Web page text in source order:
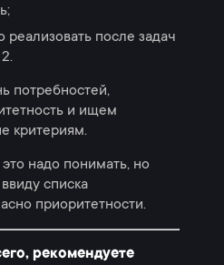
после задач
потребностей,
и ищем
критериям.
надо понимать, но
списка
приоритетности.
рекомендуете